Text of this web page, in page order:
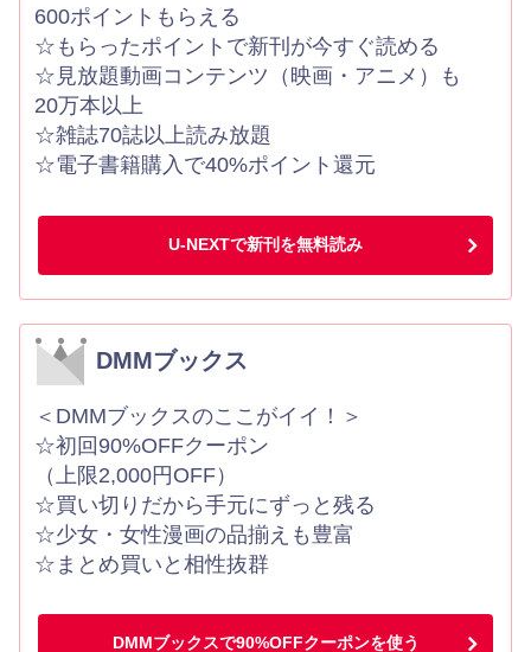
600ポイントもらえる
☆もらったポイントで新刊が今すぐ読める
☆見放題動画コンテンツ（映画・アニメ）も
20万本以上
☆雑誌70誌以上読み放題
☆電子書籍購入で40%ポイント還元
U-NEXTで新刊を無料読み
DMMブックス
＜DMMブックスのここがイイ！＞
☆初回90%OFFクーポン
（上限2,000円OFF）
☆買い切りだから手元にずっと残る
☆少女・女性漫画の品揃えも豊富
☆まとめ買いと相性抜群
DMMブックスで90%OFFクーポンを使う